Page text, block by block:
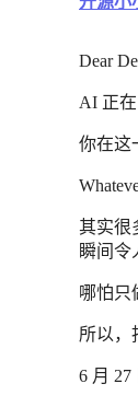
Dear
AI 正
你在这
其实很
瞬间
哪怕只
所以，
6 月 27